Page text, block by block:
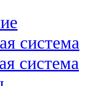
система
система